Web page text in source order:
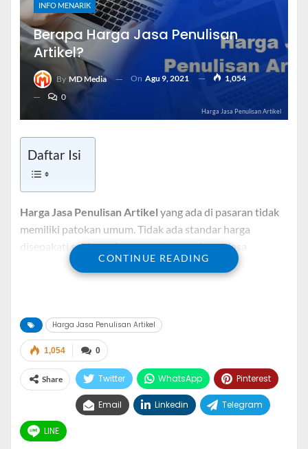
INFO MENARIK
Berapa Harga Jasa Penulisan
Artikel?
By MD Media On Agu 9, 2021
1,054
0
Harga Jasa Penulisan Artikel
Daftar Isi
Harga Jasa Penulisan Artikel yang ada di pasaran tidak
memiliki patokan umum. Tidak ada standar harga
disepakati sehingga beragam tawaran harga jasa
penulisan artikel di internet.
juga tidak ada standar harganya. Oleh karena itu tak
jarang di internet ditemukan harga artikel yang
selisihnya jauh walaupun jumlah katanya sama.
Harga artikel murah atau pun mahal belum menjamin
baik atau jeleknya kualitas artikel. Karena setiap jasa
penulis artikel memiliki karakter masing-masing dan
pastinya ada kekurangan dan kelebihan.
CONTINUE READING
Harga Jasa Penulisan Artikel
0
1,054
Share Twitter WhatsApp Pinterest
Email Linkedin Telegram
LINE